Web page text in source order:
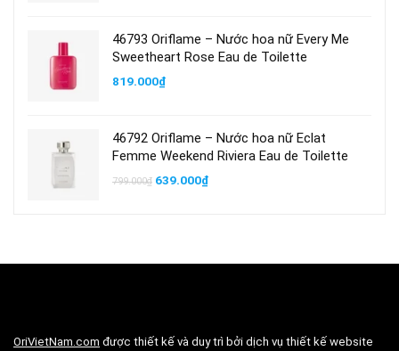
46793 Oriflame – Nước hoa nữ Every Me
Sweetheart Rose Eau de Toilette
819.000₫
46792 Oriflame – Nước hoa nữ Eclat
Femme Weekend Riviera Eau de Toilette
799.000₫ Giá
639.000₫Giá
OriVietNam.com được thiết kế và duy trì bởi dịch vụ thiết kế website